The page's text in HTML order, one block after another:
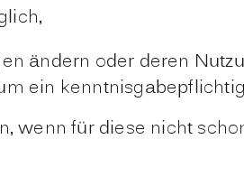
ändern oder deren
ein
wenn für diese nicht